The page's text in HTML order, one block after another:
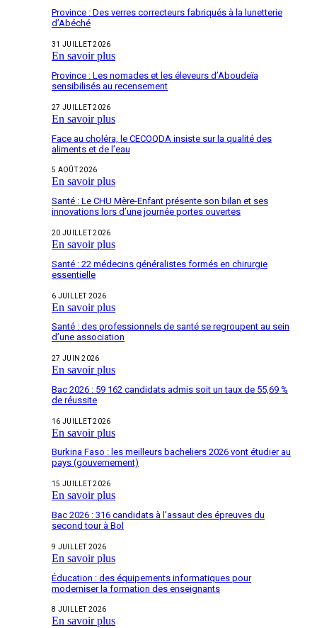
Province : Des verres correcteurs fabriqués à la lunetterie
d’Abéché
31 JUILLET 2026
En savoir plus
Province : Les nomades et les éleveurs d’Aboudeïa
sensibilisés au recensement
27 JUILLET 2026
En savoir plus
Face au choléra, le CECOQDA insiste sur la qualité des
aliments et de l’eau
5 AOÛT 2026
En savoir plus
Santé : Le CHU Mère-Enfant présente son bilan et ses
innovations lors d’une journée portes ouvertes
20 JUILLET 2026
En savoir plus
Santé : 22 médecins généralistes formés en chirurgie
essentielle
6 JUILLET 2026
En savoir plus
Santé : des professionnels de santé se regroupent au sein
d’une association
27 JUIN 2026
En savoir plus
Bac 2026 : 59 162 candidats admis soit un taux de 55,69 %
de réussite
16 JUILLET 2026
En savoir plus
Burkina Faso : les meilleurs bacheliers 2026 vont étudier au
pays (gouvernement)
15 JUILLET 2026
En savoir plus
Bac 2026 : 316 candidats à l’assaut des épreuves du
second tour à Bol
9 JUILLET 2026
En savoir plus
Éducation : des équipements informatiques pour
moderniser la formation des enseignants
8 JUILLET 2026
En savoir plus